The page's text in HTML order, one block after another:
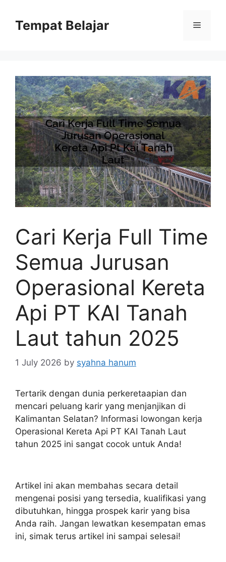
contentTempat Belajar Menu
Cari Kerja Full Time
Semua Jurusan
Operasional Kereta
Api PT KAI Tanah
Laut tahun 2025
1 July 2026 by syahna hanum
Tertarik dengan dunia perkeretaapian dan
mencari peluang karir yang menjanjikan di
Kalimantan Selatan? Informasi lowongan kerja
Operasional Kereta Api PT KAI Tanah Laut
tahun 2025 ini sangat cocok untuk Anda!
Artikel ini akan membahas secara detail
mengenai posisi yang tersedia, kualifikasi yang
dibutuhkan, hingga prospek karir yang bisa
Anda raih. Jangan lewatkan kesempatan emas
ini, simak terus artikel ini sampai selesai!